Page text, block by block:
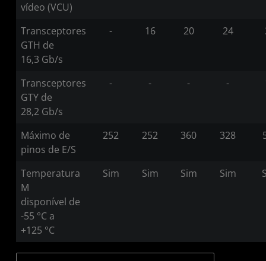
vídeo (VCU)
Transceptores
GTH de
16,3 Gb/s
- 16 20 24
Transceptores
GTY de
28,2 Gb/s
- - - -
Máximo de
pinos de E/S
252 252 360 328
Temperatura
M
disponível de
-55 °C a
+125 °C
Sim Sim Sim Sim